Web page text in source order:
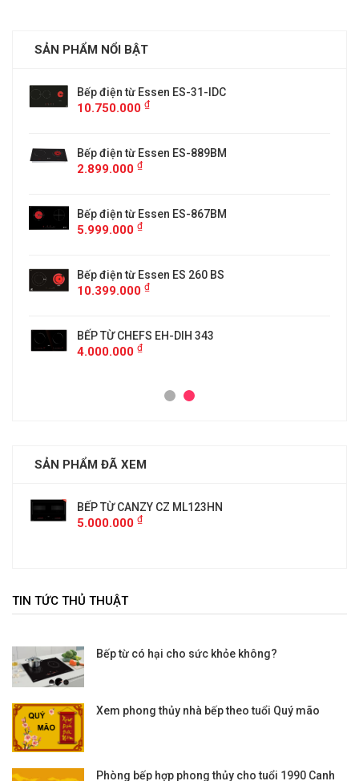
SẢN PHẨM NỔI BẬT
Bếp điện từ Essen ES-31-IDC
10.750.000 ₫
Bếp điện từ Essen ES-889BM
2.899.000 ₫
Bếp điện từ Essen ES-867BM
5.999.000 ₫
Bếp điện từ Essen ES 260 BS
10.399.000 ₫
BẾP TỪ CHEFS EH-DIH 343
4.000.000 ₫
SẢN PHẨM ĐÃ XEM
BẾP TỪ CANZY CZ ML123HN
5.000.000 ₫
TIN TỨC THỦ THUẬT
Bếp từ có hại cho sức khỏe không?
Xem phong thủy nhà bếp theo tuổi Quý mão
Phòng bếp hợp phong thủy cho tuổi 1990 Canh